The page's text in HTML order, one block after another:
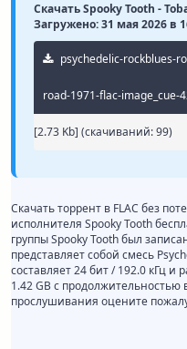
Скачать Spooky Tooth -
Загружено: 31 мая 2026 в
psychedelic-rockblues-
road-1971-flac-image_cue-
[2.73 Kb] (cкачиваний: 99)
Скачать торрент в FLAC без
исполнителя Spooky Tooth
группы Spooky Tooth был
представляет собой смесь
составляет 24 бит / 192.0 кГц и
1.42 GB с
прослушивания оцените